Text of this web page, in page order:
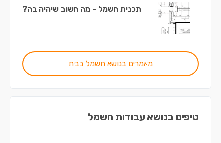
תכנית חשמל - מה חשוב שיהיה בה?
מאמרים בנושא חשמל בבית
טיפים בנושא עבודות חשמל